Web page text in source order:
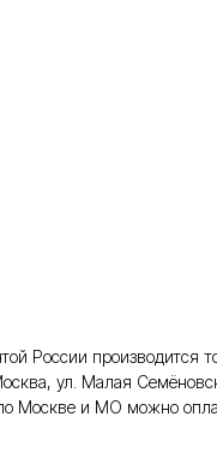
России производится
ул. Малая
Москве и МО можно